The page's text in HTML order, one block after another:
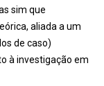
sim que
aliada a um
de caso)
à investigação em